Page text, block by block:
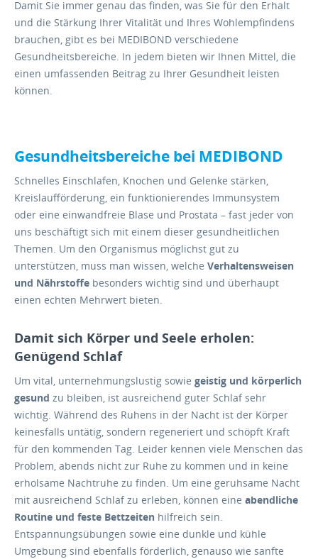
Damit Sie immer genau das finden, was Sie für den Erhalt
und die Stärkung Ihrer Vitalität und Ihres Wohlempfindens
brauchen, gibt es bei MEDIBOND verschiedene
Gesundheitsbereiche. In jedem bieten wir Ihnen Mittel, die
einen umfassenden Beitrag zu Ihrer Gesundheit leisten
können.
Gesundheitsbereiche bei MEDIBOND
Schnelles Einschlafen, Knochen und Gelenke stärken,
Kreislaufförderung, ein funktionierendes Immunsystem
oder eine einwandfreie Blase und Prostata – fast jeder von
uns beschäftigt sich mit einem dieser gesundheitlichen
Themen. Um den Organismus möglichst gut zu
unterstützen, muss man wissen, welche Verhaltensweisen
und Nährstoffe besonders wichtig sind und überhaupt
einen echten Mehrwert bieten.
Damit sich Körper und Seele erholen:
Genügend Schlaf
Um vital, unternehmungslustig sowie geistig und körperlich
gesund zu bleiben, ist ausreichend guter Schlaf sehr
wichtig. Während des Ruhens in der Nacht ist der Körper
keinesfalls untätig, sondern regeneriert und schöpft Kraft
für den kommenden Tag. Leider kennen viele Menschen das
Problem, abends nicht zur Ruhe zu kommen und in keine
erholsame Nachtruhe zu finden. Um eine geruhsame Nacht
mit ausreichend Schlaf zu erleben, können eine abendliche
Routine und feste Bettzeiten hilfreich sein.
Entspannungsübungen sowie eine dunkle und kühle
Umgebung sind ebenfalls förderlich, genauso wie sanfte